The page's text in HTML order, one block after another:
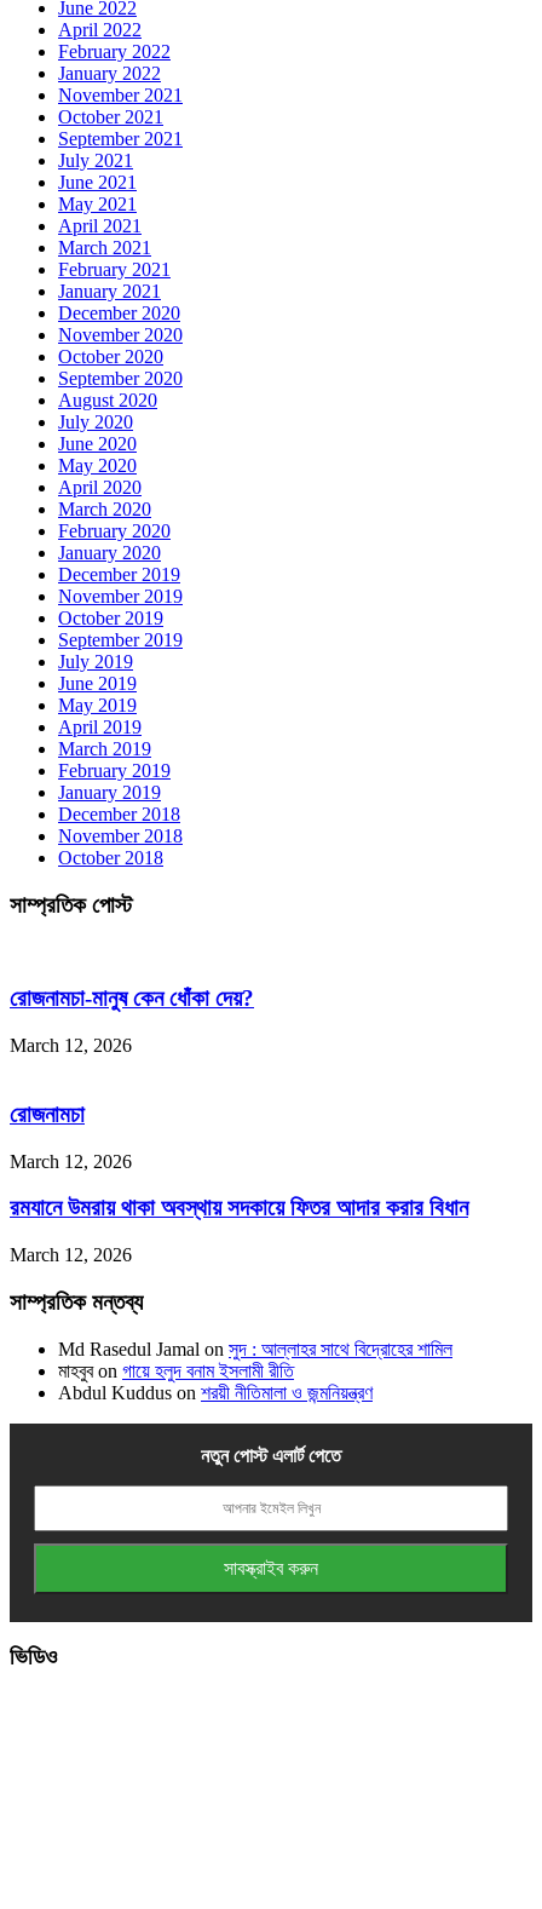
June 2022
April 2022
February 2022
January 2022
November 2021
October 2021
September 2021
July 2021
June 2021
May 2021
April 2021
March 2021
February 2021
January 2021
December 2020
November 2020
October 2020
September 2020
August 2020
July 2020
June 2020
May 2020
April 2020
March 2020
February 2020
January 2020
December 2019
November 2019
October 2019
September 2019
July 2019
June 2019
May 2019
April 2019
March 2019
February 2019
January 2019
December 2018
November 2018
October 2018
সাম্প্রতিক পোস্ট
রোজনামচা-মানুষ কেন ধোঁকা দেয়?
March 12, 2026
রোজনামচা
March 12, 2026
রমযানে উমরায় থাকা অবস্থায় সদকায়ে ফিতর আদার করার বিধান
March 12, 2026
সাম্প্রতিক মন্তব্য
Md Rasedul Jamal on সুদ : আল্লাহর সাথে বিদ্রোহের শামিল
মাহবুবon গায়ে হলুদ বনাম ইসলামী রীতি
Abdul Kuddus on শরয়ী নীতিমালা ও জন্মনিয়ন্ত্রণ
নতুন পোস্ট এলার্ট পেতে
ভিডিও